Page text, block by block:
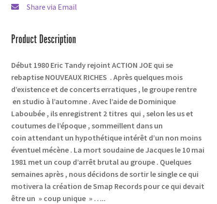
Share via Email
Product Description
Début 1980 Eric Tandy rejoint ACTION JOE qui se
rebaptise NOUVEAUX RICHES . Après quelques mois
d’existence et de concerts erratiques , le groupe rentre
en studio à l’automne . Avec l’aide de Dominique
Laboubée , ils enregistrent 2 titres qui , selon les us et
coutumes de l’époque , sommeillent dans un
coin attendant un hypothétique intérêt d’un non moins
éventuel mécène . La mort soudaine de Jacques le 10 mai
1981 met un coup d’arrêt brutal au groupe . Quelques
semaines après , nous décidons de sortir le single ce qui
motivera la création de Smap Records pour ce qui devait
être un » coup unique » …..